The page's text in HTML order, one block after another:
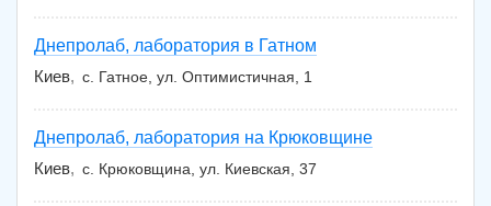
Днепролаб, лаборатория в Гатном
Киев
с. Гатное, ул. Оптимистичная, 1
Днепролаб, лаборатория на Крюковщине
Киев
с. Крюковщина, ул. Киевская, 37